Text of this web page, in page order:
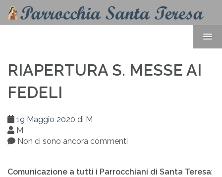
RIAPERTURA S. MESSE AI
FEDELI
19 Maggio 2020 di M
M
Non ci sono ancora commenti
Comunicazione a tutti i Parrocchiani di Santa Teresa: